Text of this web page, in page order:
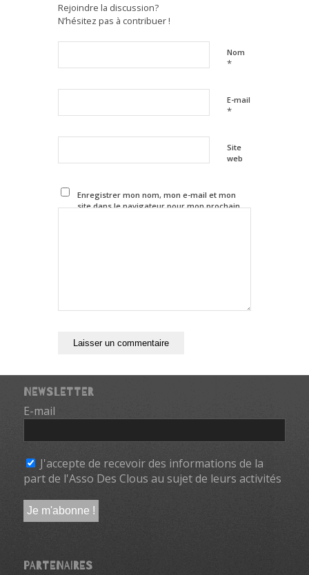
Rejoindre la discussion?
N’hésitez pas à contribuer !
Nom
*
E-mail
*
Site
web
Enregistrer mon nom, mon e-mail et mon
site dans le navigateur pour mon prochain
NEWSLETTER
E-mail
J'accepte de recevoir des informations de la
part de l'Asso Des Clous au sujet de leurs activités
PARTENAIRES